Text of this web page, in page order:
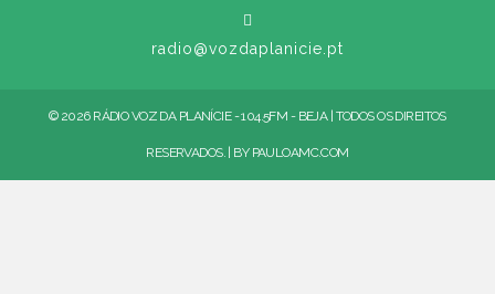
radio@vozdaplanicie.pt
© 2026 RÁDIO VOZ DA PLANÍCIE - 104.5FM - BEJA | TODOS OS DIREITOS
RESERVADOS. | BY PAULOAMC.COM